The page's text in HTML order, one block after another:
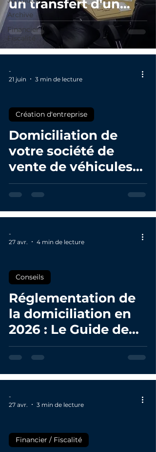
Archive
Financier /
Fiscalité
un transfert d'un
siège social (ou
votre adresse
professionnelle)
entrepreneur en
Domiciliation de
votre société de
vente de véhicules
d'occasion
Création d'entreprise
-
21 juin
3 min de lecture
Réglementation de
la domiciliation en
2026 : Le Guide de
conformité par
Working Rolls
Conseils
-
27 avr.
4 min de lecture
Financier / Fiscalité
-
27 avr.
3 min de lecture